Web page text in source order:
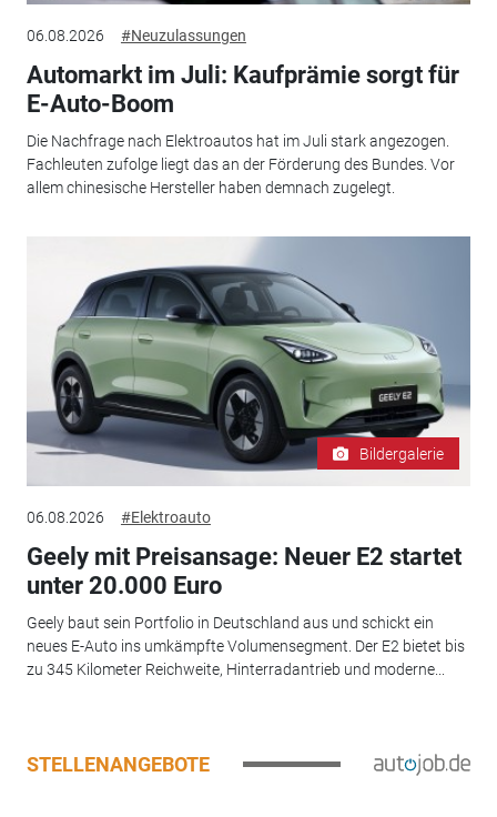
06.08.2026 #Neuzulassungen
Automarkt im Juli: Kaufprämie sorgt für
E-Auto-Boom
Die Nachfrage nach Elektroautos hat im Juli stark angezogen.
Fachleuten zufolge liegt das an der Förderung des Bundes. Vor
allem chinesische Hersteller haben demnach zugelegt.
Bildergalerie
06.08.2026 #Elektroauto
Geely mit Preisansage: Neuer E2 startet
unter 20.000 Euro
Geely baut sein Portfolio in Deutschland aus und schickt ein
neues E-Auto ins umkämpfte Volumensegment. Der E2 bietet bis
zu 345 Kilometer Reichweite, Hinterradantrieb und moderne...
STELLENANGEBOTE